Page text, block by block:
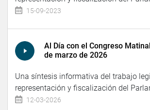
15-09-2023
Al Día con el Congreso
de marzo de 2026
Una síntesis informativa del trabajo
representación y fiscalización del
12-03-2026